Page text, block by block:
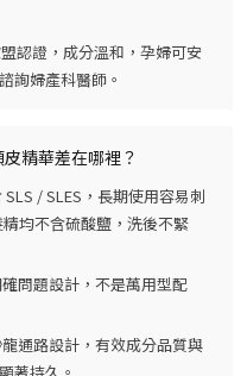
認證，成分溫和，孕婦可安
詢婦產科醫師。
精華差在哪裡？
SLS / SLES，長期使用容易刺
均不含硫酸鹽，洗後不緊
確問題設計，不是萬用型配
龍通路設計，有效成分品質與